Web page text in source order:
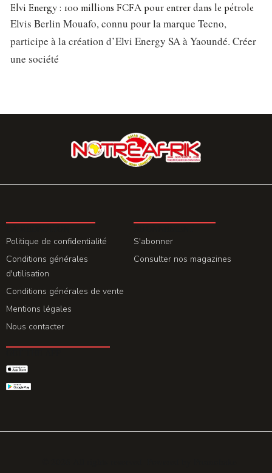
Elvi Energy : 100 millions FCFA pour entrer dans le pétrole
Elvis Berlin Mouafo, connu pour la marque Tecno,
participe à la création d’Elvi Energy SA à Yaoundé. Créer
une société
Politique de confidentialité
Conditions générales
d'utilisation
Conditions générales de vente
Mentions légales
Nous contacter
S'abonner
Consulter nos magazines